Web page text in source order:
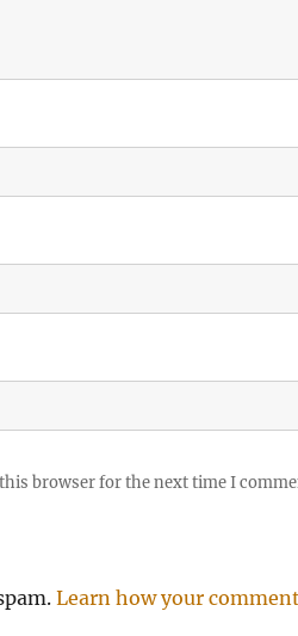
browser for the next time I
Learn how your